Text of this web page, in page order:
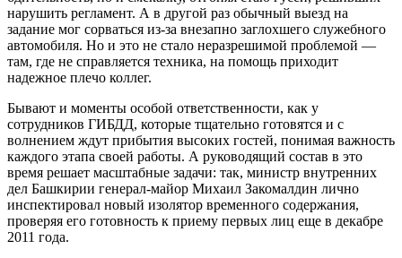
нарушить регламент. А в другой раз обычный выезд на
задание мог сорваться из-за внезапно заглохшего служебного
автомобиля. Но и это не стало неразрешимой проблемой —
там, где не справляется техника, на помощь приходит
надежное плечо коллег.
Бывают и моменты особой ответственности, как у
сотрудников ГИБДД, которые тщательно готовятся и с
волнением ждут прибытия высоких гостей, понимая важность
каждого этапа своей работы. А руководящий состав в это
время решает масштабные задачи: так, министр внутренних
дел Башкирии генерал-майор Михаил Закомалдин лично
инспектировал новый изолятор временного содержания,
проверяя его готовность к приему первых лиц еще в декабре
2011 года.